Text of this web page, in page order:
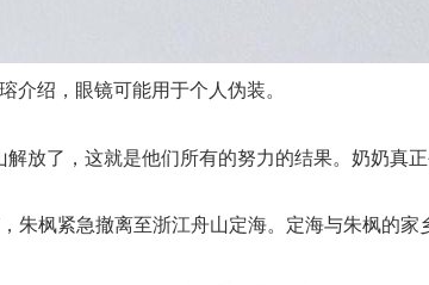
介绍，眼镜可能用于个人伪装。
放了，这就是他们所有的努力的结果。奶奶真
枫紧急撤离至浙江舟山定海。定海与朱枫的家